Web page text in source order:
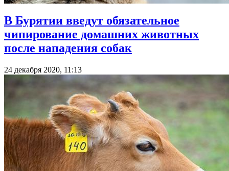
В Бурятии введут обязательное
чипирование домашних животных
после нападения собак
24 декабря 2020, 11:13